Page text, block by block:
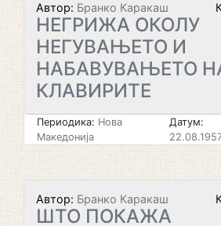
Автор: Бранко Каракаш
НЕГРИЖА ОКОЛУ
НЕГУВАЊЕТО И
НАБАВУВАЊЕТО
КЛАВИРИТЕ
Периодика: Нова
Македонија
Датум:
Автор: Бранко Каракаш
ШТО ПОКАЖА